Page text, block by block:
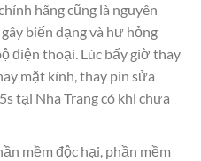
hãng cũng là nguyên
biến dạng và hư hỏng
điện thoại. Lúc bấy giờ thay
mặt kính, thay pin sửa
tại Nha Trang có khi chưa
mềm độc hại, phần mềm